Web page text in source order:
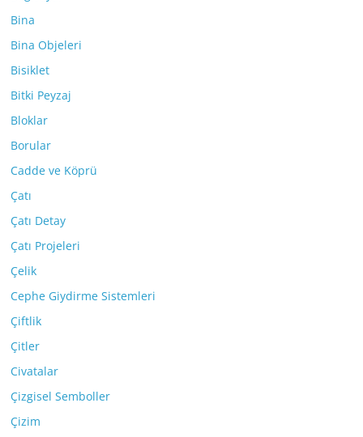
Bina
Bina Objeleri
Bisiklet
Bitki Peyzaj
Bloklar
Borular
Cadde ve Köprü
Çatı
Çatı Detay
Çatı Projeleri
Çelik
Cephe Giydirme Sistemleri
Çiftlik
Çitler
Civatalar
Çizgisel Semboller
Çizim